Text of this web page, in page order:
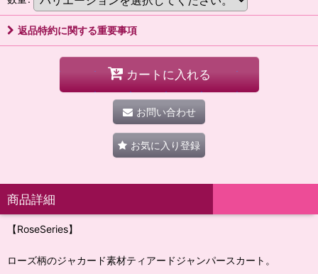
返品特約に関する重要事項
カートに入れる
お問い合わせ
お気に入り登録
商品詳細
【RoseSeries】
ローズ柄のジャカード素材ティアードジャンパースカート。